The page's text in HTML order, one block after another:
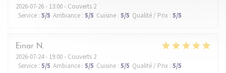
2026-07-26- 13:00 - Couverts 2
Service : 5/5 Ambiance : 5/5 Cuisine : 5/5 Qualité / Prix : 5/5
Einar N
2026-07-24- 19:00 - Couverts 2
Service : 5/5 Ambiance : 5/5 Cuisine : 5/5 Qualité / Prix : 5/5